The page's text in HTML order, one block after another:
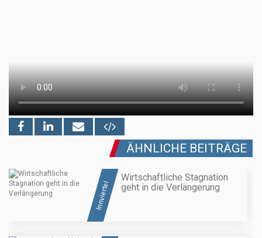
ÄHNLICHE BEITRÄGE
Innviertel
Wirtschaftliche Stagnation
geht in die Verlängerung